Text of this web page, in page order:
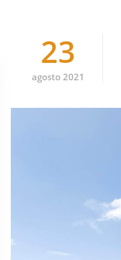
23
agosto 2021